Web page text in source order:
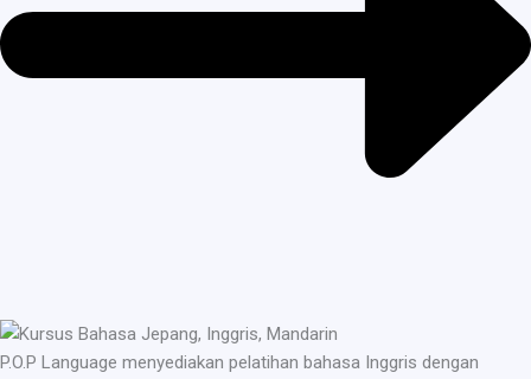
P.O.P Language menyediakan pelatihan bahasa Inggris dengan